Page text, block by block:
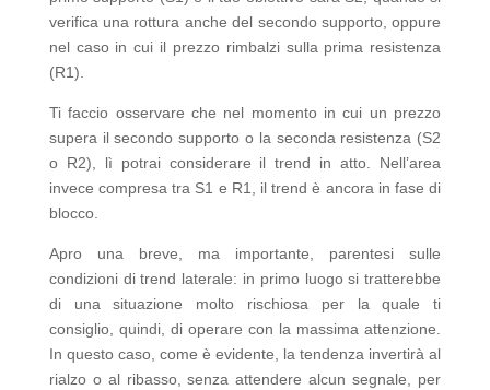
verifica una rottura anche del secondo supporto, oppure
nel caso in cui il prezzo rimbalzi sulla prima resistenza
(R1).
Ti faccio osservare che nel momento in cui un prezzo
supera il secondo supporto o la seconda resistenza (S2
o R2), lì potrai considerare il trend in atto. Nell’area
invece compresa tra S1 e R1, il trend è ancora in fase di
blocco.
Apro una breve, ma importante, parentesi sulle
condizioni di trend laterale: in primo luogo si tratterebbe
di una situazione molto rischiosa per la quale ti
consiglio, quindi, di operare con la massima attenzione.
In questo caso, come è evidente, la tendenza invertirà al
rialzo o al ribasso, senza attendere alcun segnale, per